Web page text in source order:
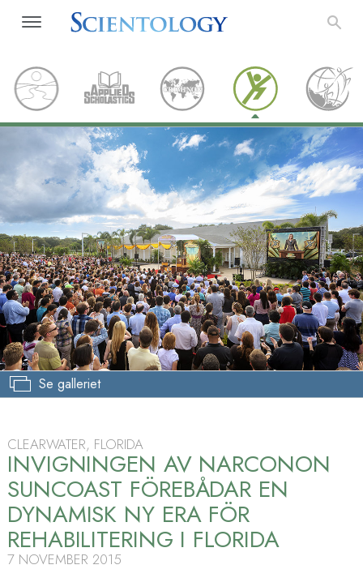
Se galleriet
CLEARWATER, FLORIDA
INVIGNINGEN AV NARCONON
SUNCOAST FÖREBÅDAR EN
DYNAMISK NY ERA FÖR
REHABILITERING I FLORIDA
7 NOVEMBER 2015